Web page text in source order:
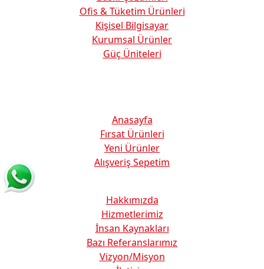
Ofis & Tüketim Ürünleri
Kişisel Bilgisayar
Kurumsal Ürünler
Güç Üniteleri
Anasayfa
Fırsat Ürünleri
Yeni Ürünler
Alışveriş Sepetim
Hakkımızda
Hizmetlerimiz
İnsan Kaynakları
Bazı Referanslarımız
Vizyon/Misyon